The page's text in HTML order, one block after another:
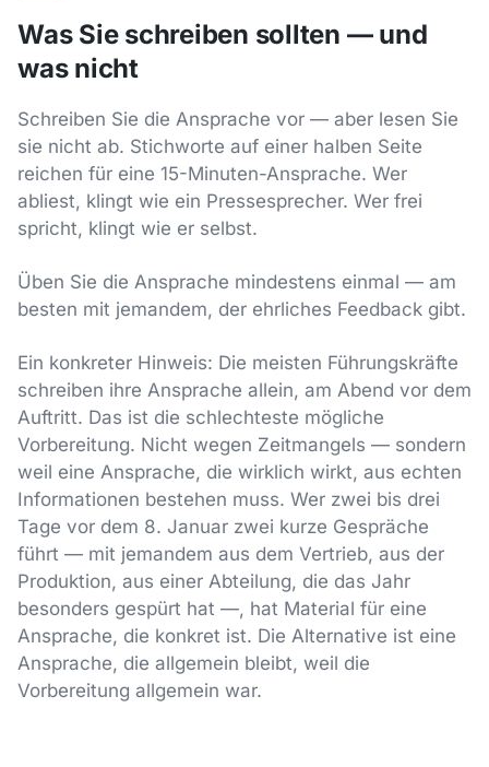
Was Sie schreiben sollten — und
was nicht
Schreiben Sie die Ansprache vor — aber lesen Sie
sie nicht ab. Stichworte auf einer halben Seite
reichen für eine 15-Minuten-Ansprache. Wer
abliest, klingt wie ein Pressesprecher. Wer frei
spricht, klingt wie er selbst.
Üben Sie die Ansprache mindestens einmal — am
besten mit jemandem, der ehrliches Feedback gibt.
Ein konkreter Hinweis: Die meisten Führungskräfte
schreiben ihre Ansprache allein, am Abend vor dem
Auftritt. Das ist die schlechteste mögliche
Vorbereitung. Nicht wegen Zeitmangels — sondern
weil eine Ansprache, die wirklich wirkt, aus echten
Informationen bestehen muss. Wer zwei bis drei
Tage vor dem 8. Januar zwei kurze Gespräche
führt — mit jemandem aus dem Vertrieb, aus der
Produktion, aus einer Abteilung, die das Jahr
besonders gespürt hat —, hat Material für eine
Ansprache, die konkret ist. Die Alternative ist eine
Ansprache, die allgemein bleibt, weil die
Vorbereitung allgemein war.